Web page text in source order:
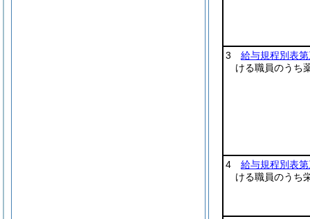
3 給与規程別表
ける職員のうち
4 給与規程別表
ける職員のうち